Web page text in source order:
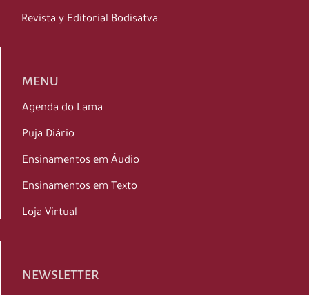
Revista y Editorial Bodisatva
MENU
Agenda do Lama
Puja Diário
Ensinamentos em Áudio
Ensinamentos em Texto
Loja Virtual
NEWSLETTER